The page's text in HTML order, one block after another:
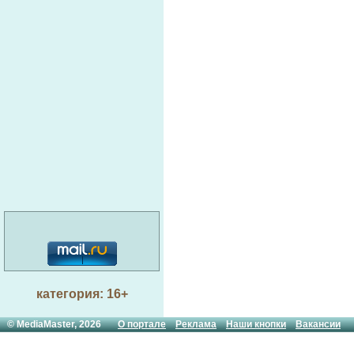
категория: 16+
© MediaMaster, 2026О портале Реклама Наши кнопки Вакансии